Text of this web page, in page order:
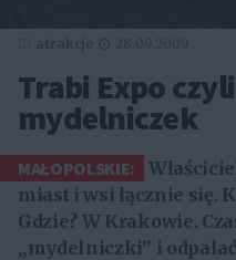
Trabi Expo
mydelniczek
MAŁOPOLSKIE:
miast i wsi łącznie się.
Gdzie? W Krakowie.
„mydelniczki” i